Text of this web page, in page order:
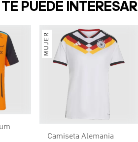
PUEDE INTERESAR
MUJER
Camiseta Alemania